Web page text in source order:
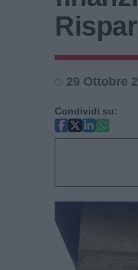
29 Ottobre
Condividi su: